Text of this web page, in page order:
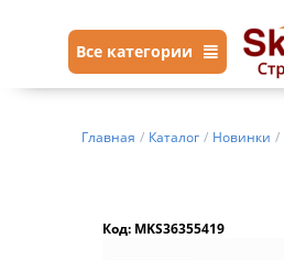
Все категории
Главная / Каталог / Новинки /
Код: MKS36355419